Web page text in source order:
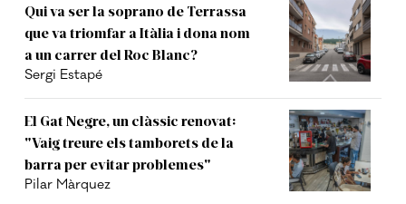
Qui va ser la soprano de Terrassa
que va triomfar a Itàlia i dona nom
a un carrer del Roc Blanc?
Sergi Estapé
El Gat Negre, un clàssic renovat:
"Vaig treure els tamborets de la
barra per evitar problemes"
Pilar Màrquez